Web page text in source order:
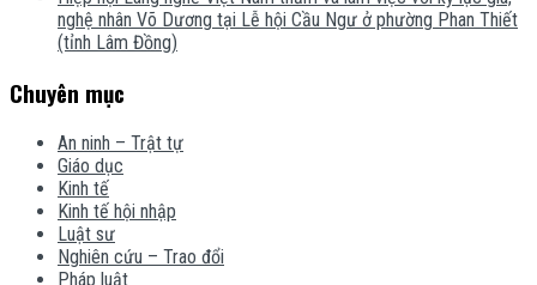
nghệ nhân Võ Dương tại Lễ hội Cầu Ngư ở phường Phan Thiết
(tỉnh Lâm Đồng)
Chuyên mục
An ninh – Trật tự
Giáo dục
Kinh tế
Kinh tế hội nhập
Luật sư
Nghiên cứu – Trao đổi
Pháp luật